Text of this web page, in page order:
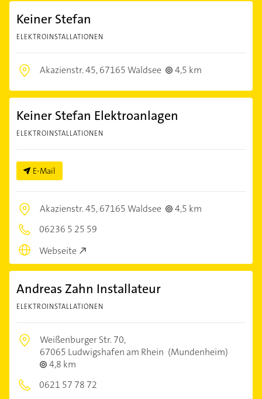
Keiner Stefan
ELEKTROINSTALLATIONEN
Akazienstr. 45,67165 Waldsee 4,5 km
Keiner Stefan Elektroanlagen
ELEKTROINSTALLATIONEN
E-Mail
Akazienstr. 45,67165 Waldsee
4,5 km
06236 5 25 59
Webseite
Andreas Zahn Installateur
ELEKTROINSTALLATIONEN
Weißenburger Str. 70,
67065 Ludwigshafen am Rhein (Mundenheim)
4,8 km
0621 57 78 72